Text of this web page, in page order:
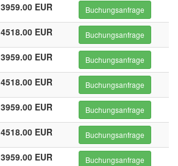
3959.00 EUR Buchungsanfrage
4518.00 EUR Buchungsanfrage
3959.00 EUR Buchungsanfrage
4518.00 EUR Buchungsanfrage
3959.00 EUR Buchungsanfrage
4518.00 EUR Buchungsanfrage
3959.00 EUR Buchungsanfrage